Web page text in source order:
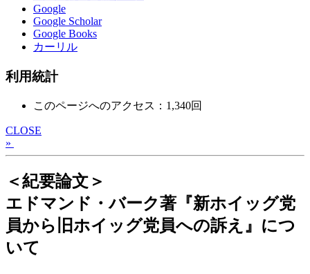
Google
Google Scholar
Google Books
カーリル
利用統計
このページへのアクセス：1,340回
CLOSE
»
＜紀要論文＞
エドマンド・バーク著『新ホイッグ党
員から旧ホイッグ党員への訴え』につ
いて